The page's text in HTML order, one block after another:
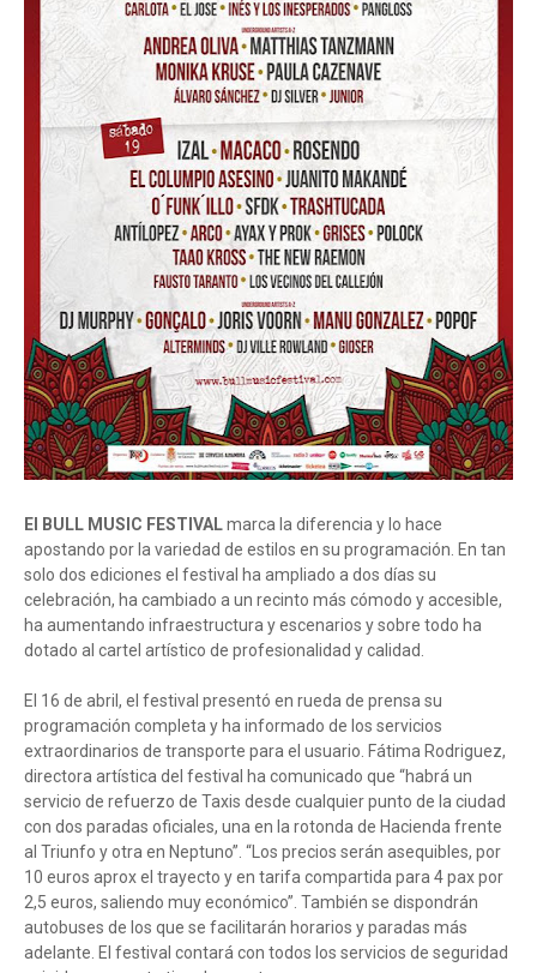
El BULL MUSIC FESTIVALmarca la diferencia y lo hace
apostando por la variedad de estilos en su programación. En tan
solo dos ediciones el festival ha ampliado a dos días su
celebración, ha cambiado a un recinto más cómodo y accesible,
ha aumentando infraestructura y escenarios y sobre todo ha
dotado al cartel artístico de profesionalidad y calidad.
El 16 de abril, el festival presentó en rueda de prensa su
programación completa y ha informado de los servicios
extraordinarios de transporte para el usuario. Fátima Rodriguez,
directora artística del festival ha comunicado que “habrá un
servicio de refuerzo de Taxis desde cualquier punto de la ciudad
con dos paradas oficiales, una en la rotonda de Hacienda frente
al Triunfo y otra en Neptuno”. “Los precios serán asequibles, por
10 euros aprox el trayecto y en tarifa compartida para 4 pax por
2,5 euros, saliendo muy económico”. También se dispondrán
autobuses de los que se facilitarán horarios y paradas más
adelante. El festival contará con todos los servicios de seguridad